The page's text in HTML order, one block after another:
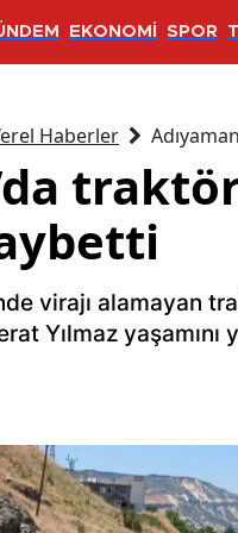
EKONOMİ SPOR
Haberler
virajı alamayan
Yılmaz yaşamını